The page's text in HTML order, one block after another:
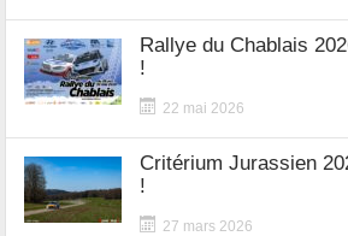
Rallye du Chablais
!
22 mai 2026
Critérium Jurassien
!
27 mars 2026